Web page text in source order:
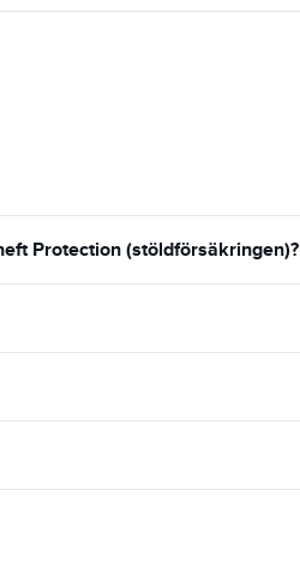
Protection (stöldförsäkringen)?